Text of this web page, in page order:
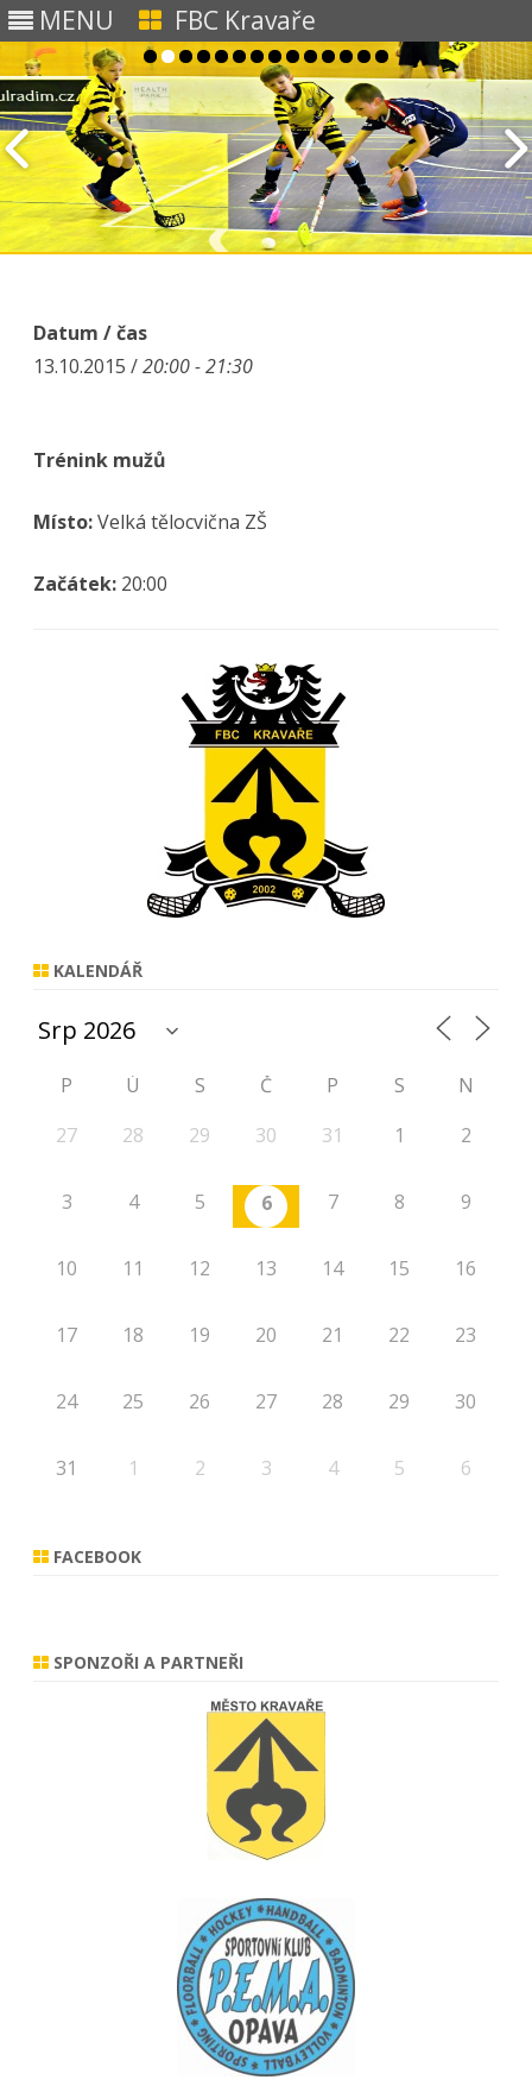
MENU FBC Kravaře
Datum / čas
13.10.2015 /20:00 - 21:30
Trénink mužů
Místo:Velká tělocvična ZŠ
Začátek: 20:00
KALENDÁŘ
P Ú S Č P S
N
27
28 29 30 31 1 2
3 4 5 6 7 8 9
10 11 12 13 14 15 16
17 18 19 20 21 22 23
24 25 26 27 28 29 30
31 1 2 3 4 5 6
FACEBOOK
SPONZOŘI A PARTNEŘI